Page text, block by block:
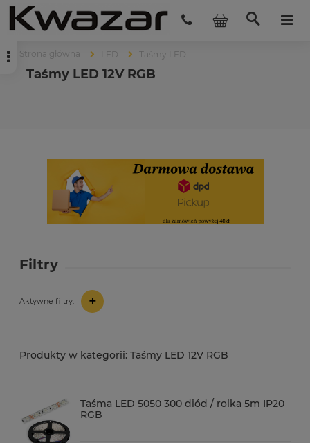
Strona główna LED Taśmy LED
Taśmy LED 12V RGB
Filtry
Aktywne filtry: +
Taśmy LED 12V RGB
Taśma LED 5050 300 diód / rolka 5m IP20
RGB